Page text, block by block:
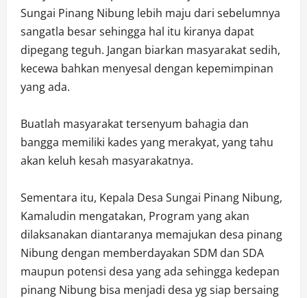
Sungai Pinang Nibung lebih maju dari sebelumnya
sangatla besar sehingga hal itu kiranya dapat
dipegang teguh. Jangan biarkan masyarakat sedih,
kecewa bahkan menyesal dengan kepemimpinan
yang ada.
Buatlah masyarakat tersenyum bahagia dan
bangga memiliki kades yang merakyat, yang tahu
akan keluh kesah masyarakatnya.
Sementara itu, Kepala Desa Sungai Pinang Nibung,
Kamaludin mengatakan, Program yang akan
dilaksanakan diantaranya memajukan desa pinang
Nibung dengan memberdayakan SDM dan SDA
maupun potensi desa yang ada sehingga kedepan
pinang Nibung bisa menjadi desa yg siap bersaing